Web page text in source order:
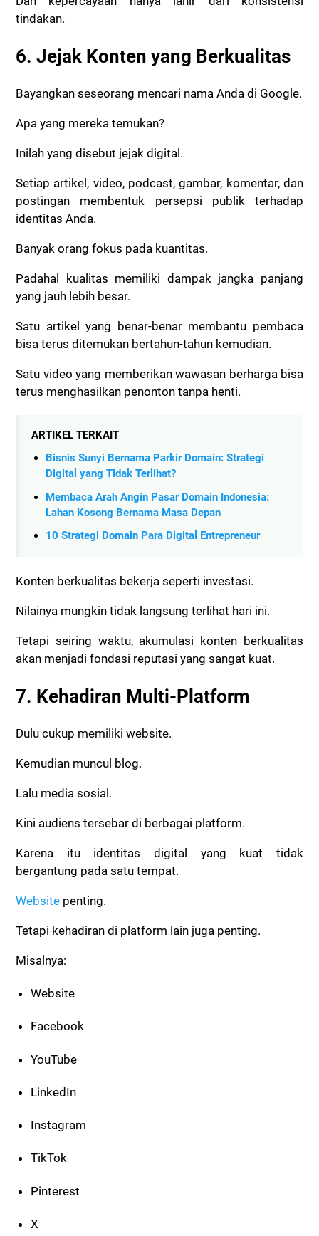
tindakan.
6. Jejak Konten yang Berkualitas
Bayangkan seseorang mencari nama Anda di Google.
Apa yang mereka temukan?
Inilah yang disebut jejak digital.
Setiap artikel, video, podcast, gambar, komentar, dan
postingan membentuk persepsi publik terhadap
identitas Anda.
Banyak orang fokus pada kuantitas.
Padahal kualitas memiliki dampak jangka panjang
yang jauh lebih besar.
Satu artikel yang benar-benar membantu pembaca
bisa terus ditemukan bertahun-tahun kemudian.
Satu video yang memberikan wawasan berharga bisa
terus menghasilkan penonton tanpa henti.
ARTIKEL TERKAIT
Bisnis Sunyi Bernama Parkir Domain: Strategi
Digital yang Tidak Terlihat?
Membaca Arah Angin Pasar Domain Indonesia:
Lahan Kosong Bernama Masa Depan
10 Strategi Domain Para Digital Entrepreneur
Konten berkualitas bekerja seperti investasi.
Nilainya mungkin tidak langsung terlihat hari ini.
Tetapi seiring waktu, akumulasi konten berkualitas
akan menjadi fondasi reputasi yang sangat kuat.
7. Kehadiran Multi-Platform
Dulu cukup memiliki website.
Kemudian muncul blog.
Lalu media sosial.
Kini audiens tersebar di berbagai platform.
Karena itu identitas digital yang kuat tidak
bergantung pada satu tempat.
Website penting.
Tetapi kehadiran di platform lain juga penting.
Misalnya:
Website
Facebook
YouTube
LinkedIn
Instagram
TikTok
Pinterest
X